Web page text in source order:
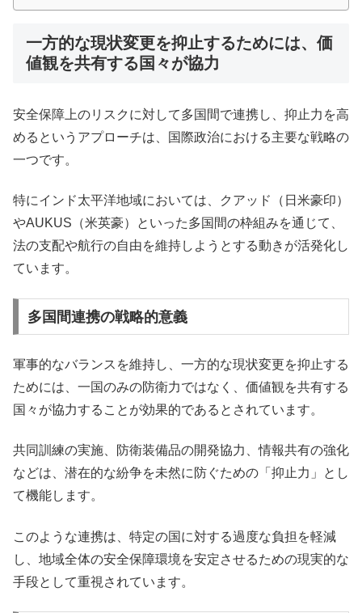
一方的な現状変更を抑止するためには、価
値観を共有する国々が協力
安全保障上のリスクに対して多国間で連携し、抑止力を高
めるというアプローチは、国際政治における主要な戦略の
一つです。
特にインド太平洋地域においては、クアッド（日米豪印）
やAUKUS（米英豪）といった多国間の枠組みを通じて、
法の支配や航行の自由を維持しようとする動きが活発化し
ています。
多国間連携の戦略的意義
軍事的なバランスを維持し、一方的な現状変更を抑止する
ためには、一国のみの防衛力ではなく、価値観を共有する
国々が協力することが効果的であるとされています。
共同訓練の実施、防衛装備品の開発協力、情報共有の強化
などは、潜在的な紛争を未然に防ぐための「抑止力」とし
て機能します。
このような連携は、特定の国に対する過度な負担を軽減
し、地域全体の安全保障環境を安定させるための現実的な
手段として重視されています。